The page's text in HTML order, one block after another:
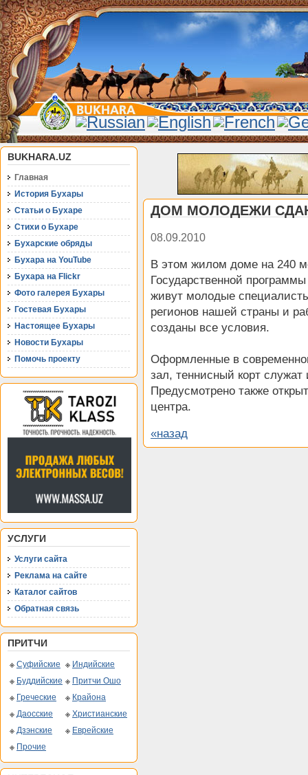
BUKHARA.UZ
Главная
История Бухары
Статьи о Бухаре
Стихи о Бухаре
Бухарские обряды
Бухара на YouTube
Бухара на Flickr
Фото галерея Бухары
Гостевая Бухары
Настоящее Бухары
Новости Бухары
Помочь проекту
УСЛУГИ
Услуги сайта
Реклама на сайте
Каталог сайтов
Обратная связь
ПРИТЧИ
Суфийские
Индийские
Буддийские
Притчи Ошо
Греческие
Крайона
Даосские
Христианские
Дзэнские
Еврейские
Прочие
ДОМ МОЛОДЕЖИ
08.09.2010
В этом жилом доме на 240
Государственной
живут молодые
регионов нашей страны и
созданы все условия.
Оформленные в
зал, теннисный корт
Предусмотрено также
центра.
«назад